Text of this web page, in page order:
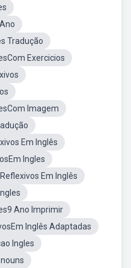
Tradução
Exercicios
Imagem
Em Inglês
Ingles
Em Inglês
Ano Imprimir
Inglês Adaptadas
Ingles